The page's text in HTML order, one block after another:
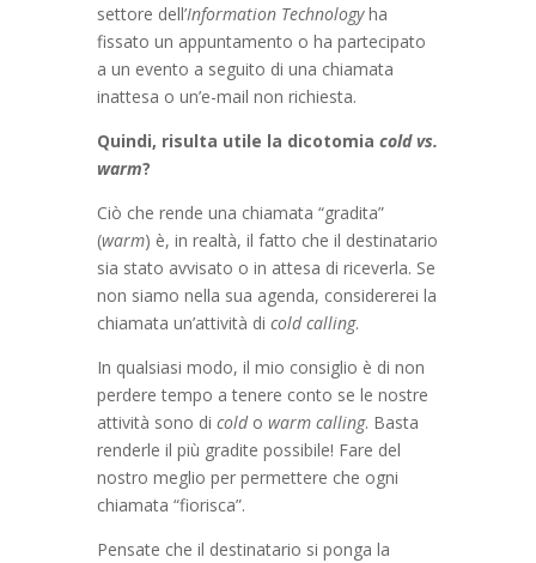
settore dell’Information Technologyha
fissato un appuntamento o ha partecipato
a un evento a seguito di una chiamata
inattesa o un’e-mail non richiesta.
Quindi, risulta utile la dicotomia cold vs.
warm?
Ciò che rende una chiamata “gradita”
(warm) è, in realtà, il fatto che il destinatario
sia stato avvisato o in attesa di riceverla. Se
non siamo nella sua agenda, considererei la
chiamata un’attività di cold calling.
In qualsiasi modo, il mio consiglio è di non
perdere tempo a tenere conto se le nostre
attività sono di coldo warm calling. Basta
renderle il più gradite possibile! Fare del
nostro meglio per permettere che ogni
chiamata “fiorisca”.
Pensate che il destinatario si ponga la